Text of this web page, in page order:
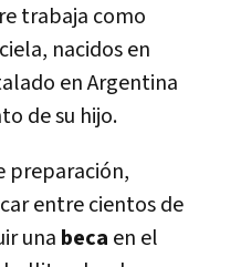
trabaja como
nacidos en
en Argentina
de su hijo.
preparación,
entre cientos de
una beca en el